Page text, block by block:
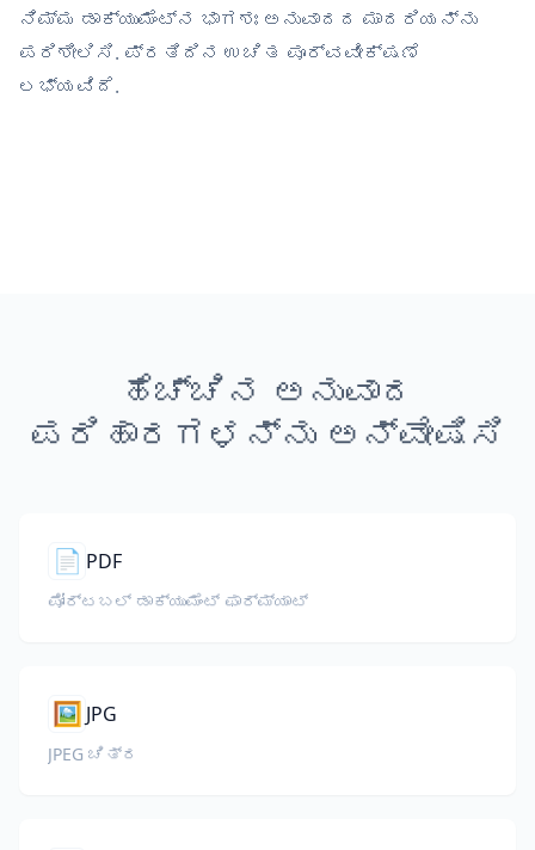
ನಿಮ್ಮ ಡಾಕ್ಯುಮೆಂಟ್‌ನ ಭಾಗಶಃ ಅನುವಾದದ ಮಾದರಿಯನ್ನು
ಪರಿಶೀಲಿಸಿ. ಪ್ರತಿದಿನ ಉಚಿತ ಪೂರ್ವವೀಕ್ಷಣೆ
ಲಭ್ಯವಿದೆ.
ಹೆಚ್ಚಿನ ಅನುವಾದ
ಪರಿಹಾರಗಳನ್ನು ಅನ್ವೇಷಿಸಿ
📄 PDF
ಪೋರ್ಟಬಲ್ ಡಾಕ್ಯುಮೆಂಟ್ ಫಾರ್ಮ್ಯಾಟ್
🖼️ JPG
JPEG ಚಿತ್ರ